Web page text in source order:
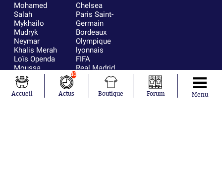
Mohamed
Salah
Mykhailo
Mudryk
Neymar
Khalis Merah
Loïs Openda
Moussa
Niakhaté
Nicolás
Tagliafico
Chelsea
Paris Saint-
Germain
Bordeaux
Olympique
lyonnais
FIFA
Real Madrid
RC Strasbourg
Accueil
10
Actus Boutique Forum Menu